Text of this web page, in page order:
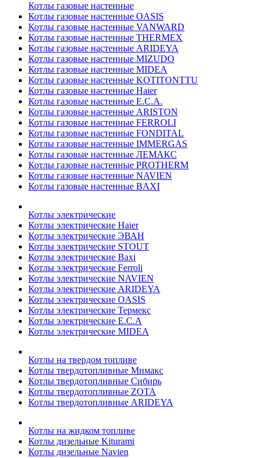
Котлы газовые настенные
Котлы газовые настенные OASIS
Котлы газовые настенные VANWARD
Котлы газовые настенные THERMEX
Котлы газовые настенные ARIDEYA
Котлы газовые настенные MIZUDO
Котлы газовые настенные MIDEA
Котлы газовые настенные KOTITONTTU
Котлы газовые настенные Haier
Котлы газовые настенные E.C.A.
Котлы газовые настенные ARISTON
Котлы газовые настенные FERROLI
Котлы газовые настенные FONDITAL
Котлы газовые настенные IMMERGAS
Котлы газовые настенные ЛЕМАКС
Котлы газовые настенные PROTHERM
Котлы газовые настенные NAVIEN
Котлы газовые настенные BAXI
Котлы электрические
Котлы электрические Haier
Котлы электрические ЭВАН
Котлы электрические STOUT
Котлы электрические Baxi
Котлы электрические Ferroli
Котлы электрические NAVIEN
Котлы электрические ARIDEYA
Котлы электрические OASIS
Котлы электрические Термекс
Котлы электрические E.C.A
Котлы электрические MIDEA
Котлы на твердом топливе
Котлы твердотопливные Мимакс
Котлы твердотопливные Сибирь
Котлы твердотопливные ZOTA
Котлы твердотопливные ARIDEYA
Котлы на жидком топливе
Котлы дизельные Kiturami
Котлы дизельные Navien